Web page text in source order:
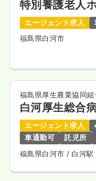
特別養護老人
エージェント求人
福島県白河市
福島県厚生農業協同
白河厚生総合
エージェント求人
車通勤可
託児所
福島県白河市 / 白河駅